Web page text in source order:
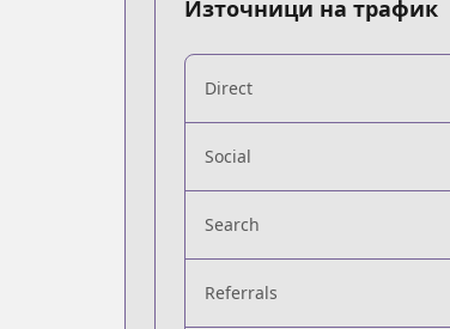
Източници на трафик
Direct
Social
Search
Referrals